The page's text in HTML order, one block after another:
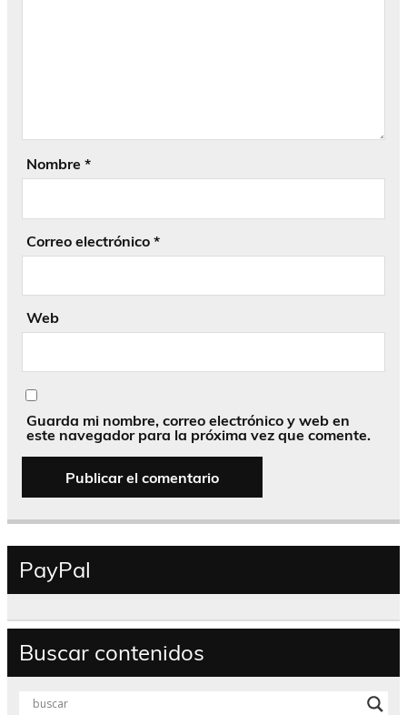
Nombre *
Correo electrónico *
Web
Guarda mi nombre, correo electrónico y web en
este navegador para la próxima vez que comente.
PayPal
Buscar contenidos